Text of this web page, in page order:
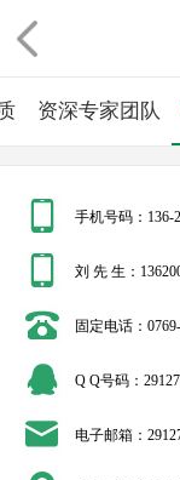
资深专家团队
手机号码：136-
刘 先 生：
固定电话：
Q Q号码：
电子邮箱：